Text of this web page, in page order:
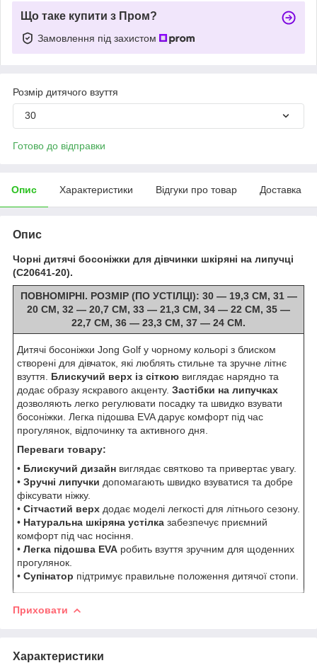
Що таке купити з Пром?
Замовлення під захистом
Розмір дитячого взуття
30
Готово до відправки
Опис Характеристики Відгуки про товар Доставка
Опис
Чорні дитячі босоніжки для дівчинки шкіряні на липучці
(C20641-20).
ПОВНОМІРНІ. РОЗМІР (ПО УСТІЛЦІ): 30 — 19,3 СМ, 31 —
20 СМ, 32 — 20,7 СМ, 33 — 21,3 СМ, 34 — 22 СМ, 35 —
22,7 СМ, 36 — 23,3 СМ, 37 — 24 СМ.
Дитячі босоніжки Jong Golf у чорному кольорі з блиском
створені для дівчаток, які люблять стильне та зручне літнє
взуття. Блискучий верх із сіткою виглядає нарядно та
додає образу яскравого акценту. Застібки на липучках
дозволяють легко регулювати посадку та швидко взувати
босоніжки. Легка підошва EVA дарує комфорт під час
прогулянок, відпочинку та активного дня.
Переваги товару:
• Блискучий дизайн виглядає святково та привертає увагу.
• Зручні липучки допомагають швидко взуватися та добре
фіксувати ніжку.
• Сітчастий верх додає моделі легкості для літнього сезону.
• Натуральна шкіряна устілка забезпечує приємний
комфорт під час носіння.
• Легка підошва EVA робить взуття зручним для щоденних
прогулянок.
• Супінатор підтримує правильне положення дитячої стопи.
Приховати
Характеристики